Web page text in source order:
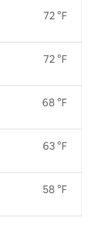
72 °F
72 °F
68 °F
63 °F
58 °F